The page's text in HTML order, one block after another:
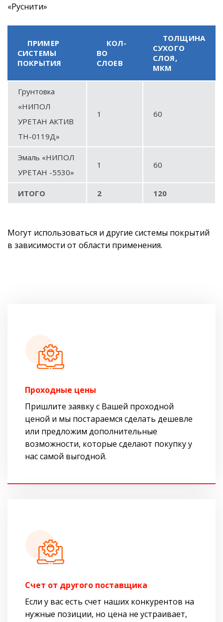
«Руснити»
ПРИМЕР
СИСТЕМЫ
ПОКРЫТИЯ
КОЛ-
ВО
СЛОЕВ
ТОЛЩИНА
СУХОГО
СЛОЯ,
МКМ
Грунтовка
«НИПОЛ
УРЕТАН АКТИВ
ТН-0119Д»
1 60
Эмаль «НИПОЛ
УРЕТАН -5530»
1 60
ИТОГО 2 120
Могут использоваться и другие системы покрытий
в зависимости от области применения.
Проходные цены
Пришлите заявку с Вашей проходной
ценой и мы постараемся сделать дешевле
или предложим дополнительные
возможности, которые сделают покупку у
нас самой выгодной.
Cчет от другого поставщика
Если у вас есть счет наших конкурентов на
нужные позиции, но цена не устраивает,